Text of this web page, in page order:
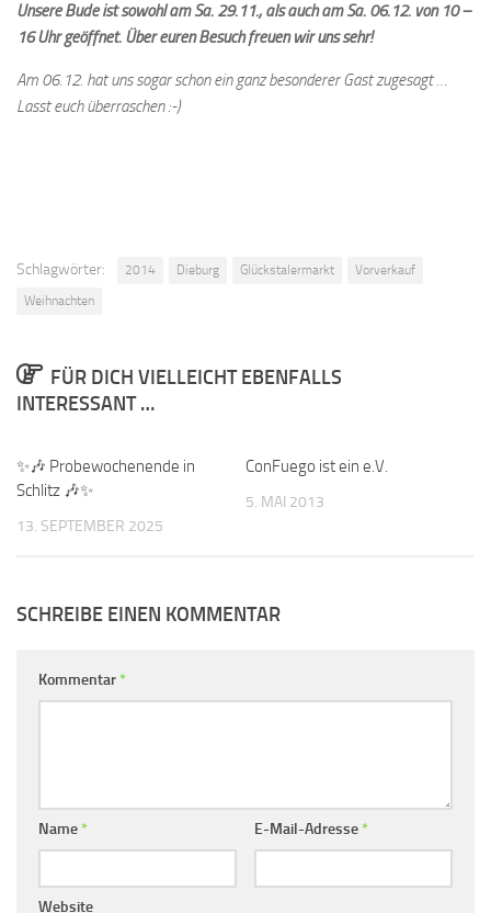
Unsere Bude ist sowohl am Sa. 29.11., als auch am Sa. 06.12. von 10 –
16 Uhr geöffnet. Über euren Besuch freuen wir uns sehr!
Am 06.12. hat uns sogar schon ein ganz besonderer Gast zugesagt …
Lasst euch überraschen :-)
Schlagwörter: 2014 Dieburg Glückstalermarkt
Vorverkauf
Weihnachten
FÜR DICH VIELLEICHT EBENFALLS
INTERESSANT …
✨🎶 Probewochenende in
Schlitz 🎶✨
13. SEPTEMBER 2025
ConFuego ist ein e.V.
5. MAI 2013
SCHREIBE EINEN KOMMENTAR
Kommentar *
Name * E-Mail-Adresse *
Website